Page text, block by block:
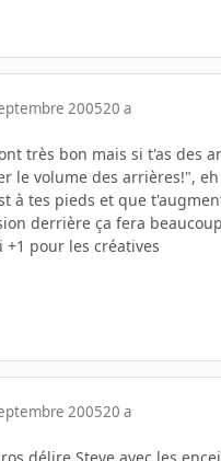
200520 a
très bon mais si t'as des
le volume des arrières!",
à tes pieds et que
derrière ça fera
+1 pour les créatives
200520 a